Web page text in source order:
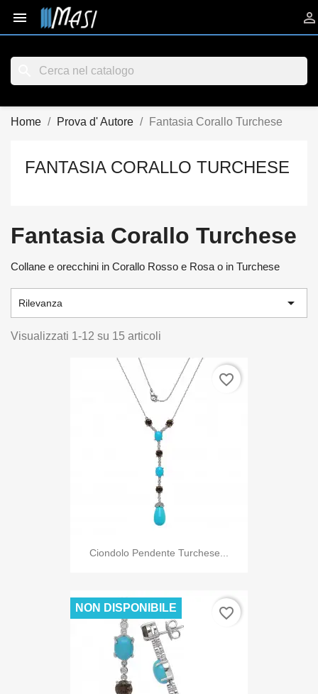
 
Home Prova d' Autore Fantasia Corallo Turchese
FANTASIA CORALLO TURCHESE
Fantasia Corallo Turchese
Collane e orecchini in Corallo Rosso e Rosa o in Turchese
Rilevanza 
Visualizzati 1-12 su 15 articoli
Ciondolo Pendente Turchese...
favorite_border
NON DISPONIBILE favorite_border